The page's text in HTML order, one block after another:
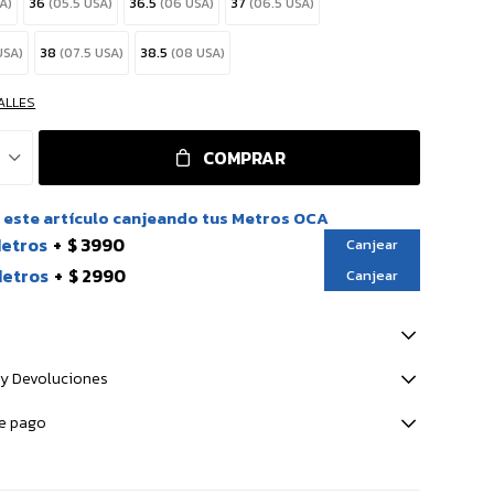
38(07.5 USA) 38.5(08 USA)
COMPRAR
artículo canjeando tus Metros OCA
$ 3990 Canjear
$ 2990 Canjear
Devoluciones
pago